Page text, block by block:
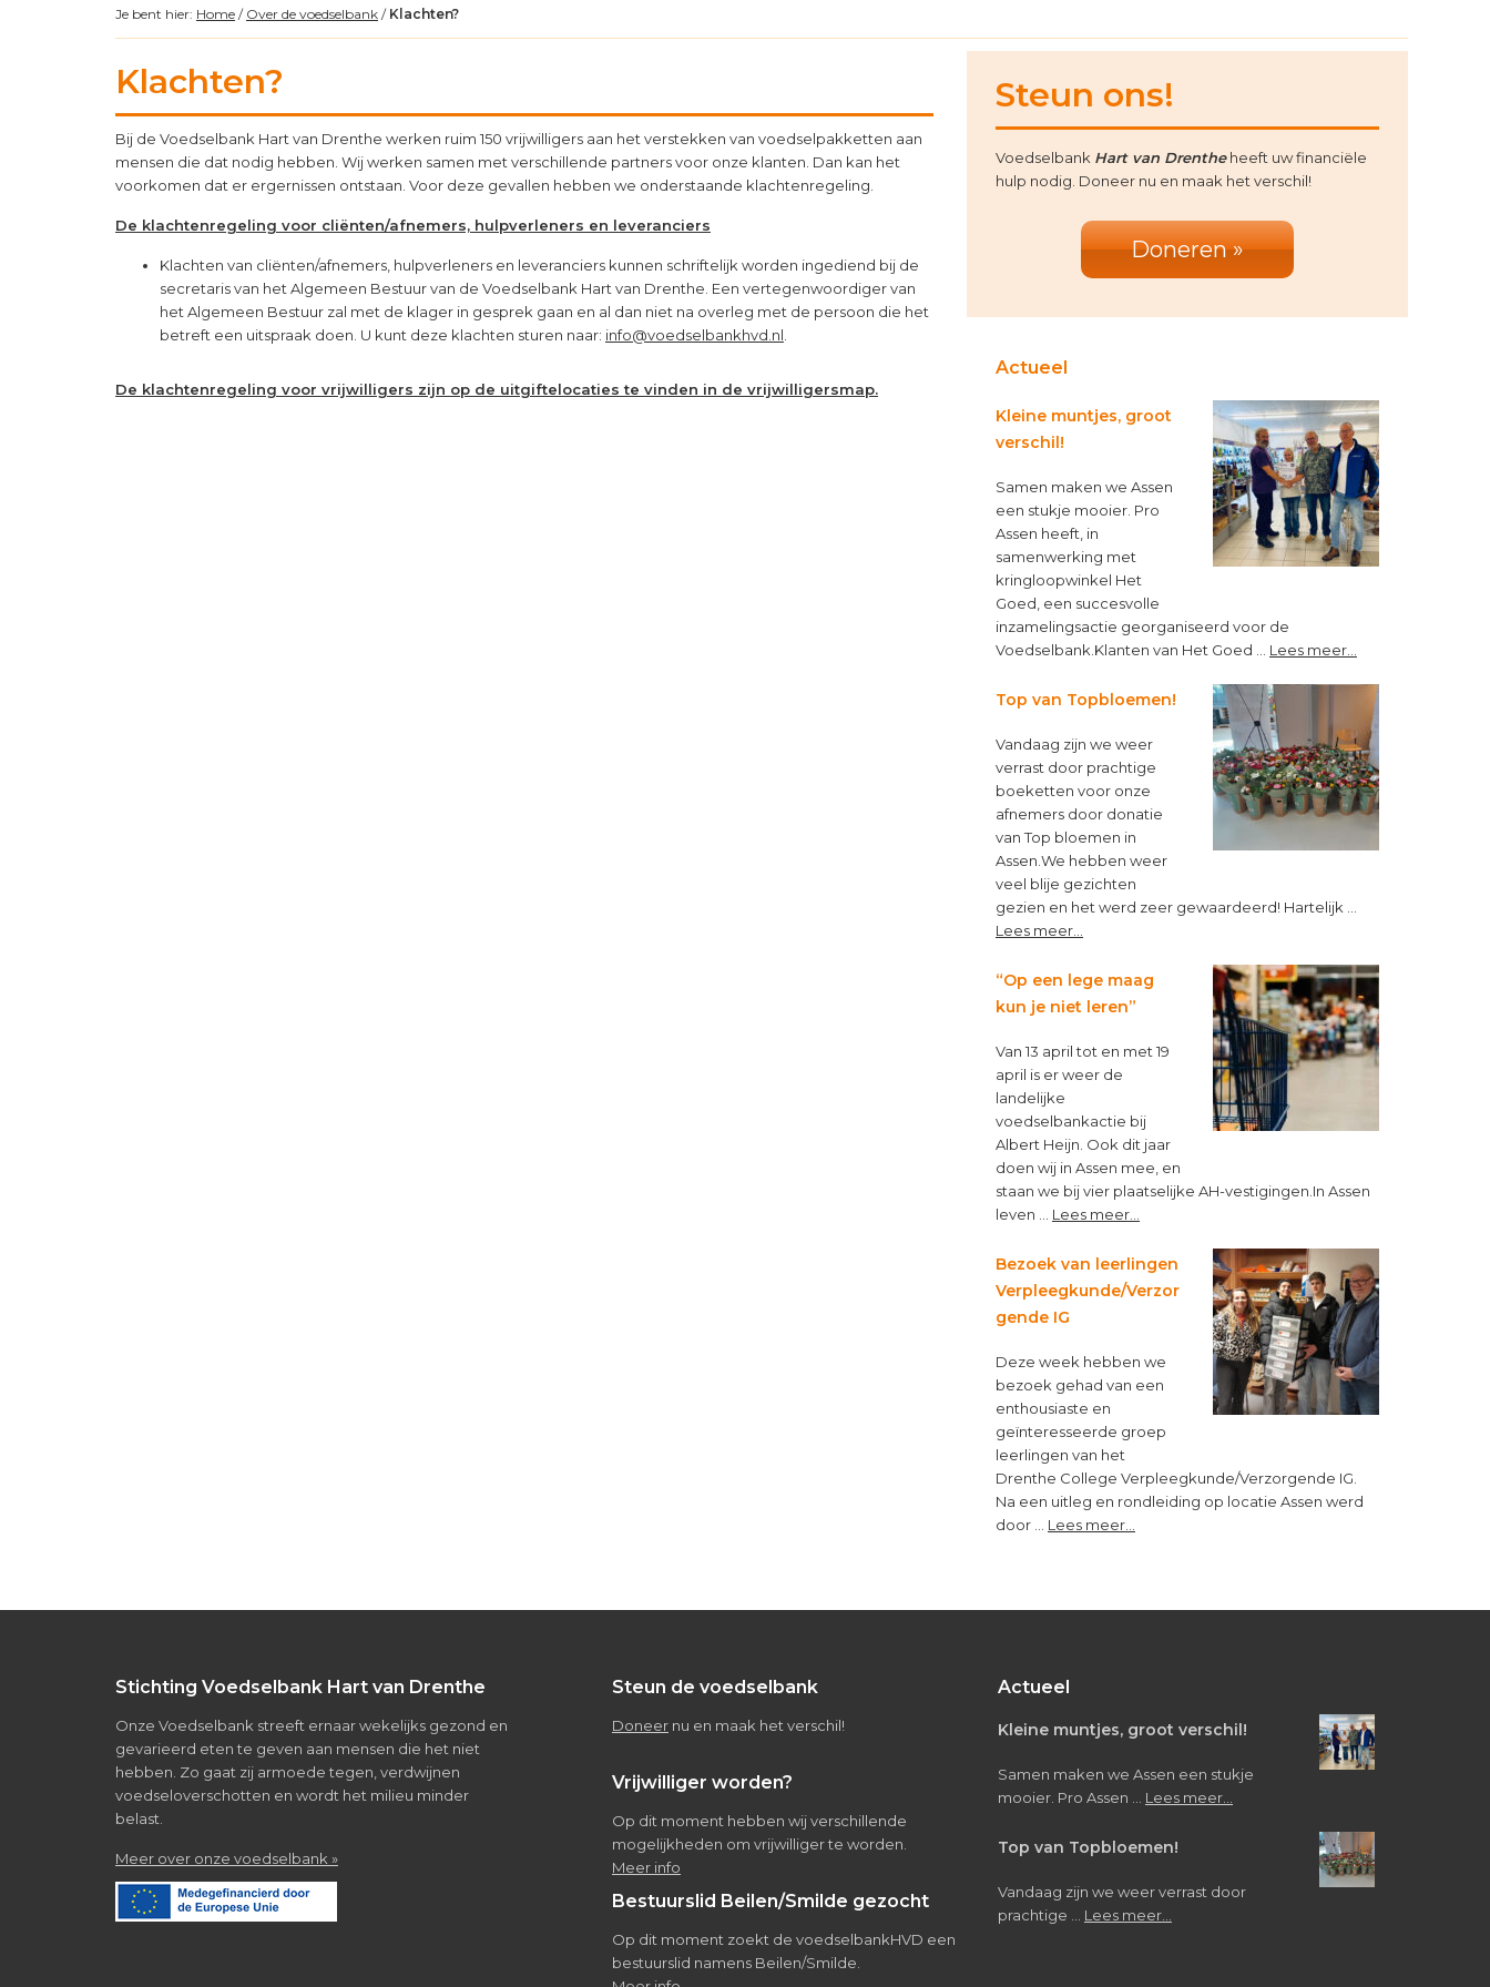
Je bent hier: Home / Over de voedselbank / Klachten?
Klachten?
Bij de Voedselbank Hart van Drenthe werken ruim 150 vrijwilligers aan het verstekken van voedselpakketten aan
mensen die dat nodig hebben. Wij werken samen met verschillende partners voor onze klanten. Dan kan het
voorkomen dat er ergernissen ontstaan. Voor deze gevallen hebben we onderstaande klachtenregeling.
De klachtenregeling voor cliënten/afnemers, hulpverleners en leveranciers
Klachten van cliënten/afnemers, hulpverleners en leveranciers kunnen schriftelijk worden ingediend bij de
secretaris van het Algemeen Bestuur van de Voedselbank Hart van Drenthe. Een vertegenwoordiger van
het Algemeen Bestuur zal met de klager in gesprek gaan en al dan niet na overleg met de persoon die het
betreft een uitspraak doen. U kunt deze klachten sturen naar: info@voedselbankhvd.nl
De klachtenregeling voor vrijwilligers zijn op de uitgiftelocaties te vinden in de vrijwilligersmap.
Primary
Sidebar
Steun ons!
Voedselbank Hart van Drentheheeft uw financiële
hulp nodig. Doneer nu en maak het verschil!
Doneren »
Actueel
Kleine muntjes, groot
verschil!
Samen maken we Assen
een stukje mooier. Pro
Assen heeft, in
samenwerking met
kringloopwinkel Het
Goed, een succesvolle
inzamelingsactie georganiseerd voor de
Voedselbank.Klanten van Het Goed … Lees meer...
muntjes,
groot
verschil!
Top van Topbloemen!
Vandaag zijn we weer
verrast door prachtige
boeketten voor onze
afnemers door donatie
van Top bloemen in
Assen.We hebben weer
veel blije gezichten
gezien en het werd zeer gewaardeerd! Hartelijk …
Lees meer...
van
Topbloemen!
“Op een lege maag
kun je niet leren”
Van 13 april tot en met 19
april is er weer de
landelijke
voedselbankactie bij
Albert Heijn. Ook dit jaar
doen wij in Assen mee, en
staan we bij vier plaatselijke AH-vestigingen.In Assen
leven … Lees meer...
een
Bezoek van leerlingen
Verpleegkunde/Verzor
gende IG
Deze week hebben we
bezoek gehad van een
enthousiaste en
geïnteresseerde groep
leerlingen van het
Drenthe College Verpleegkunde/Verzorgende IG.
Na een uitleg en rondleiding op locatie Assen werd
door … Lees meer...
Stichting Voedselbank Hart van Drenthe
Onze Voedselbank streeft ernaar wekelijks gezond en
gevarieerd eten te geven aan mensen die het niet
hebben. Zo gaat zij armoede tegen, verdwijnen
voedseloverschotten en wordt het milieu minder
belast.
Meer over onze voedselbank »about
Steun de voedselbank
Doneer nu en maak het verschil!
Vrijwilliger worden?
Op dit moment hebben wij verschillende
mogelijkheden om vrijwilliger te worden.
Meer info
Bestuurslid Beilen/Smilde gezocht
Op dit moment zoekt de voedselbankHVD een
bestuurslid namens Beilen/Smilde.
Actueel
Kleine muntjes, groot verschil!
Samen maken we Assen een stukje
mooier. Pro Assen … Lees meer...
verschil!
Top van Topbloemen!
Vandaag zijn we weer verrast door
prachtige … Lees meer...